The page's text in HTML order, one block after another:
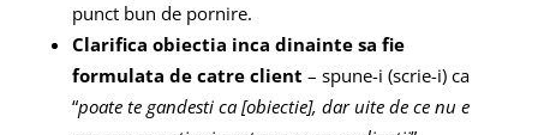
punct bun de pornire.
Clarifica obiectia inca dinainte sa fie
formulata de catre client – spune-i (scrie-i) ca
“poate te gandesti ca [obiectie], dar uite de ce nu e